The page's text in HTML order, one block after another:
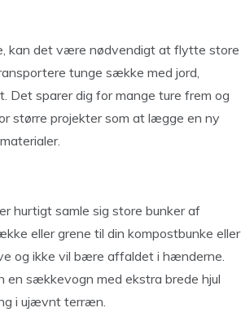
kan det være nødvendigt at flytte store
tunge sække med jord,
Det sparer dig for mange ture frem og
større projekter som at lægge en ny
hurtigt samle sig store bunker af
eller grene til din kompostbunke eller
og ikke vil bære affaldet i hænderne.
en sækkevogn med ekstra brede hjul
i ujævnt terræn.